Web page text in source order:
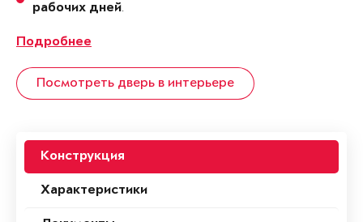
рабочих дней.
Подробнее
Посмотреть дверь в интерьере
Конструкция
Характеристики